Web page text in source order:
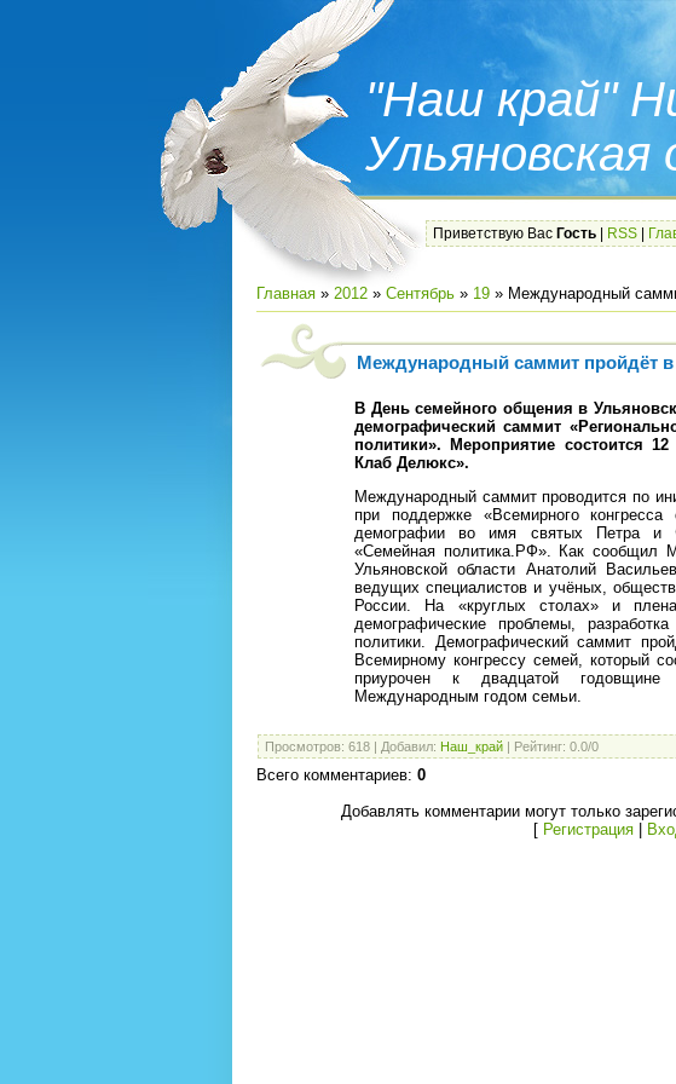
"Наш край"
Ульяновская
Приветствую Вас Гость RSS
Главная » 2012 » Сентябрь » 19 » Международный
Международный саммит пройдёт в
В День семейного общения в
демографический саммит
политики». Мероприятие состоится
Клаб Делюкс».
Международный саммит проводится по
при поддержке «Всемирного
демографии во имя святых Петра и
«Семейная политика.РФ». Как сообщил
Ульяновской области Анатолий
ведущих специалистов и учёных,
России. На «круглых столах» и
демографические проблемы,
политики. Демографический саммит
Всемирному конгрессу семей, который
приурочен к двадцатой
Международным годом семьи.
Просмотров: 618 Добавил: Наш_край Рейтинг: 0.0/0
Всего комментариев: 0
Добавлять комментарии могут только
[ Регистрация